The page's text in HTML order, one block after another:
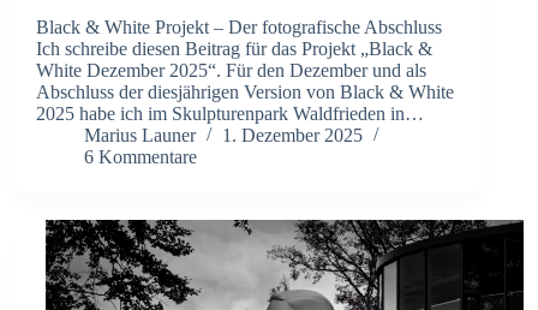
Black & White Projekt – Der fotografische Abschluss
Ich schreibe diesen Beitrag für das Projekt „Black &
White Dezember 2025“. Für den Dezember und als
Abschluss der diesjährigen Version von Black & White
2025 habe ich im Skulpturenpark Waldfrieden in…
Marius Launer
1. Dezember 2025
6 Kommentare